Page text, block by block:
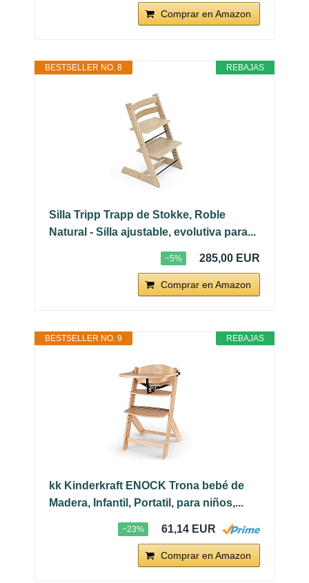
Comprar en Amazon
REBAJAS
BESTSELLER NO. 8
Silla Tripp Trapp de Stokke, Roble
Natural - Silla ajustable, evolutiva para...
−5% 285,00 EUR
Comprar en Amazon
REBAJAS
BESTSELLER NO. 9
kk Kinderkraft ENOCK Trona bebé de
Madera, Infantil, Portatil, para niños,...
−23% 61,14 EUR
Comprar en Amazon